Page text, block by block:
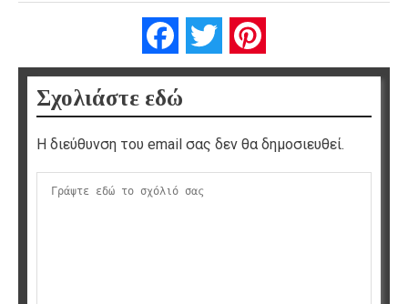
FacebookTwitter
Σχολιάστε εδώ
Η διεύθυνση του email σας δεν θα δημοσιευθεί.